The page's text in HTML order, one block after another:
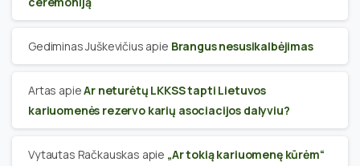
Gediminas Juškevičius apie Brangus nesusikalbėjimas
Artas apieAr neturėtų LKKSS tapti Lietuvos
kariuomenės rezervo karių asociacijos dalyviu?
Vytautas Račkauskas apie „Ar tokią kariuomenę kūrėm“